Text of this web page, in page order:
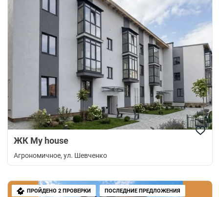
ЖК My house
Агрономичное, ул. Шевченко
ПРОЙДЕНО 2 ПРОВЕРКИ ПОСЛЕДНИЕ ПРЕДЛОЖЕНИЯ